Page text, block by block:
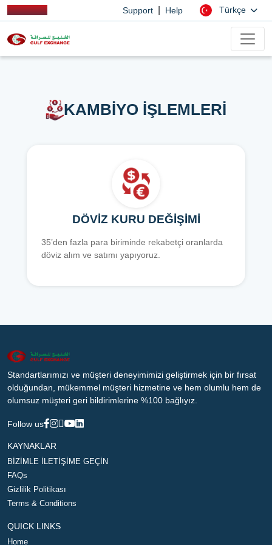
Support Help Türkçe
KAMBİYO İŞLEMLERİ
DÖVİZ KURU DEĞİŞİMİ
35’den fazla para biriminde rekabetçi oranlarda
döviz alım ve satımı yapıyoruz.
Standartlarımızı ve müşteri deneyimimizi geliştirmek için bir fırsat
olduğundan, mükemmel müşteri hizmetine ve hem olumlu hem de
olumsuz müşteri geri bildirimlerine %100 bağlıyız.
Follow us
KAYNAKLAR
BİZİMLE İLETİŞİME GEÇİN
FAQs
Gizlilik Politikası
Terms & Conditions
QUICK LINKS
Home